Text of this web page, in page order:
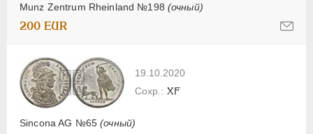
Munz Zentrum Rheinland №198 (очный)
200 EUR
19.10.2020
Sincona AG №65(очный)
XF